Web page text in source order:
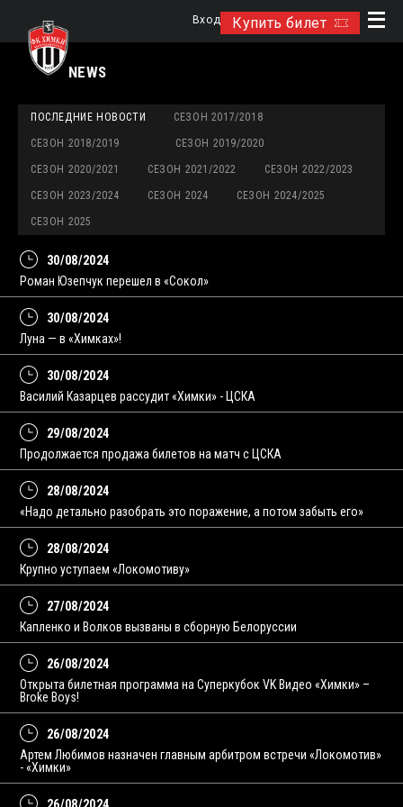
Купить билет
Вход
NEWS
ПОСЛЕДНИЕ НОВОСТИ СЕЗОН 2017/2018
СЕЗОН 2018/2019 СЕЗОН 2019/2020
СЕЗОН 2020/2021 СЕЗОН 2021/2022 СЕЗОН 2022/2023
СЕЗОН 2023/2024 СЕЗОН 2024 СЕЗОН 2024/2025
СЕЗОН 2025
30/08/2024
Роман Юзепчук перешел в «Сокол»
30/08/2024
Луна — в «Химках»!
30/08/2024
Василий Казарцев рассудит «Химки» - ЦСКА
29/08/2024
Продолжается продажа билетов на матч с ЦСКА
28/08/2024
«Надо детально разобрать это поражение, а потом забыть его»
28/08/2024
Крупно уступаем «Локомотиву»
27/08/2024
Капленко и Волков вызваны в сборную Белоруссии
26/08/2024
Открыта билетная программа на Суперкубок VK Видео «Химки» –
Broke Boys!
26/08/2024
Артем Любимов назначен главным арбитром встречи «Локомотив»
- «Химки»